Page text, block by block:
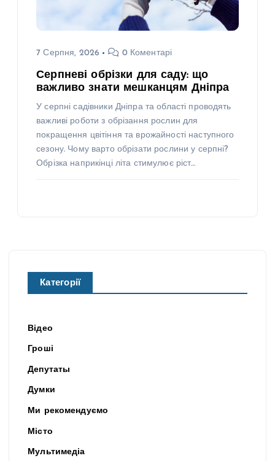
7 Серпня, 2026 0 Коментарі
Серпневі обрізки для саду: що
важливо знати мешканцям Дніпра
У серпні садівники Дніпра та області проводять
важливі роботи з обрізання рослин для
покращення цвітіння та врожайності наступного
сезону. Чому варто обрізати рослини у серпні?
Обрізка наприкінці літа стимулює ріст…
Категорії
Відео
Гроші
Депутаты
Думки
Ми рекомендуємо
Місто
Мультимедіа